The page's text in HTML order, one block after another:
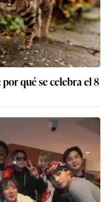
qué se celebra el 8